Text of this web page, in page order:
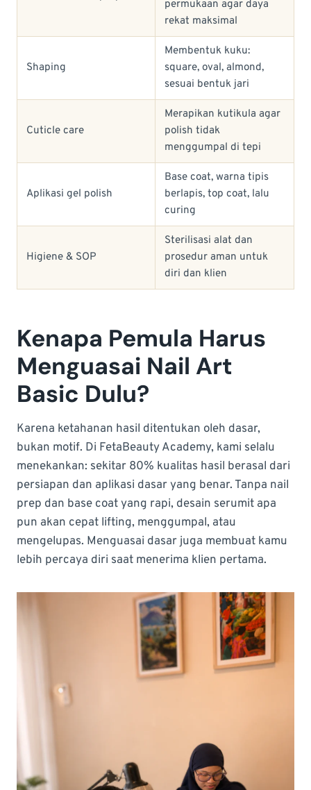
permukaan agar daya
rekat maksimal
Shaping
Membentuk kuku:
square, oval, almond,
sesuai bentuk jari
Cuticle care
Merapikan kutikula agar
polish tidak
menggumpal di tepi
Aplikasi gel polish
Base coat, warna tipis
berlapis, top coat, lalu
curing
Higiene & SOP
Sterilisasi alat dan
prosedur aman untuk
diri dan klien
Kenapa Pemula Harus
Menguasai Nail Art
Basic Dulu?
Karena ketahanan hasil ditentukan oleh dasar,
bukan motif. Di FetaBeauty Academy, kami selalu
menekankan: sekitar 80% kualitas hasil berasal dari
persiapan dan aplikasi dasar yang benar. Tanpa nail
prep dan base coat yang rapi, desain serumit apa
pun akan cepat lifting, menggumpal, atau
mengelupas. Menguasai dasar juga membuat kamu
lebih percaya diri saat menerima klien pertama.